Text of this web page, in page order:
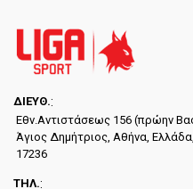
ΔΙΕYΘ.:
Εθν.Αντιστάσεως 156 (πρώην
Άγιος Δημήτριος, Αθήνα, Ελλάδα,
17236
ΤΗΛ.: